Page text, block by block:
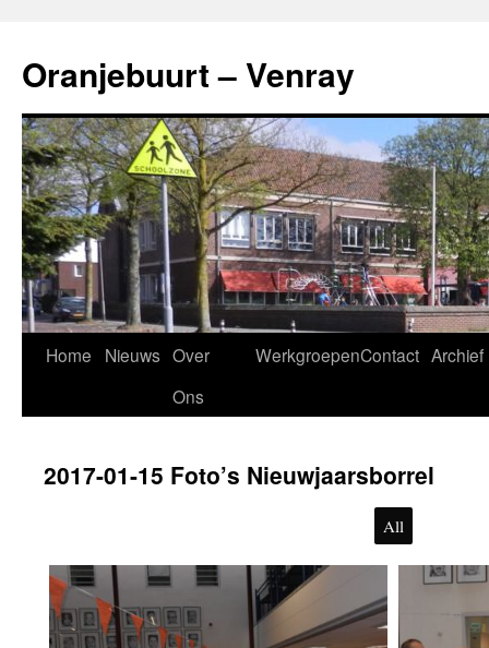
de
inhoud
Oranjebuurt – Venray
Home Nieuws Over
Ons
WerkgroepenContact Archief
2017-01-15 Foto’s Nieuwjaarsborrel
All